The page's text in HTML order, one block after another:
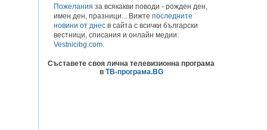
Пожелания за всякакви поводи - рожден ден,
имен ден, празници... Вижте последните
новини от днес в сайта с всички български
вестници, списания и онлайн медии:
Vestnicibg.com.
Съставете своя лична телевизионна програма
в ТВ-програма.BG